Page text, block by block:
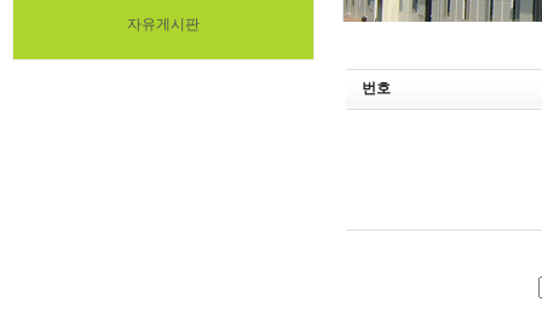
자유게시판
번호